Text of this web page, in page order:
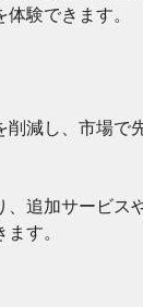
体験できます。
削減し、市場で
、追加サービス
す。